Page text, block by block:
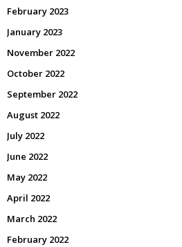
February 2023
January 2023
November 2022
October 2022
September 2022
August 2022
July 2022
June 2022
May 2022
April 2022
March 2022
February 2022